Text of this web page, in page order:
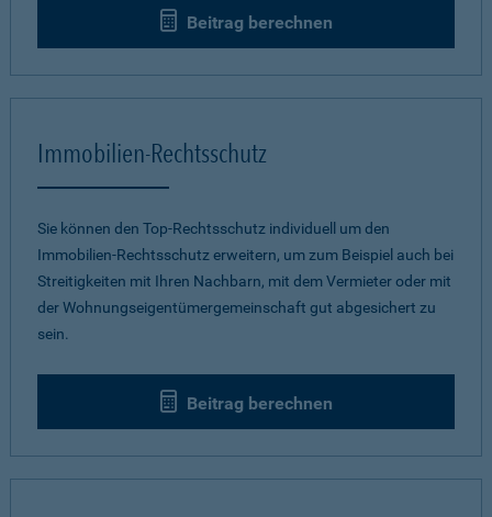
Beitrag berechnen
Immobilien-Rechtsschutz
Sie können den Top-Rechtsschutz individuell um den
Immobilien-Rechtsschutz erweitern, um zum Beispiel auch bei
Streitigkeiten mit Ihren Nachbarn, mit dem Vermieter oder mit
der Wohnungseigentümergemeinschaft gut abgesichert zu
sein.
Beitrag berechnen